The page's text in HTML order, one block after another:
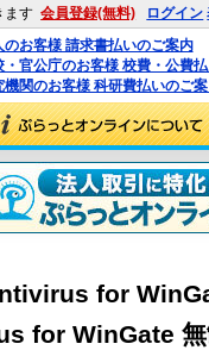
ます 会員登録(無料) ログイン
のお客様 請求書払いのご案内
・官公庁のお客様 校費・公費
機関のお客様 科研費払いのご
for
for WinGate 無